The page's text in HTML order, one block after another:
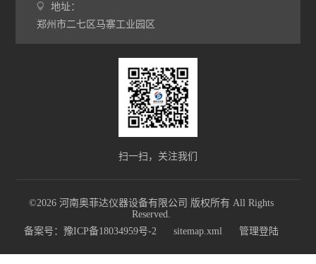
地址：
郑州市二七区马寨工业园区
扫一扫，关注我们
©2026 河南奥菲达仪器设备有限公司 版权所有 All Rights
Reserved.
备案号：豫ICP备18034959号-2
sitemap.xml 管理登陆